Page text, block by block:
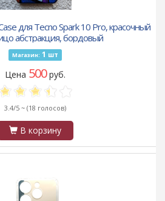
для Tecno Spark 10 Pro, красочный
абстракция, бордовый
Магазин: 1 шт
Цена 500руб.
3.4/5 ~ (18 голосов)
В корзину